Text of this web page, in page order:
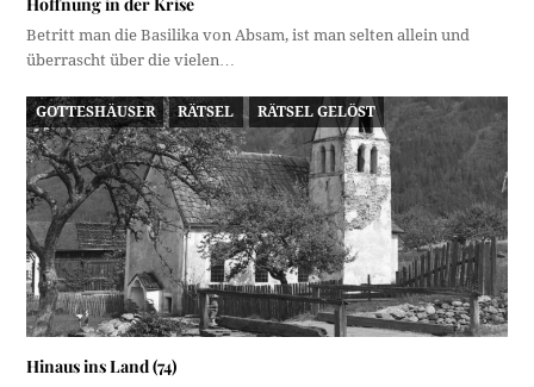
Betritt man die Basilika von Absam, ist man selten allein und
überrascht über die vielen…
GOTTESHÄUSER RÄTSEL RÄTSEL GELÖST
Hinaus ins Land (74)